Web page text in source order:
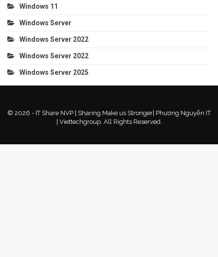
Windows 11
Windows Server
Windows Server 2022
Windows Server 2022
Windows Server 2025
© 2026 - IT Share NVP | Sharing Make us Stronger| Phương Nguyễn IT
| Viettechgroup. All Rights Reserved.